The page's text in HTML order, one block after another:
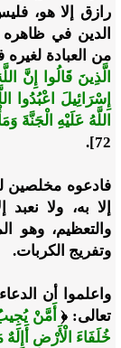
رازق إلا هو،
الدين في
من العبادة
الَّذِينَ قَالُوا إِنَّ
إِسْرَائِيلَ اعْبُدُوا
اللَّهُ عَلَيْهِ الْجَنَّةَ
72].
فادعوه مخلصين
إلا به، ولا نعبد
والتعظيم، وهو
وتفريج الكربات.
واعلموا أن
تعالى: ﴿ أَمَّنْ
خُلَفَاءَ الْأَرْضِ أَإِلَهٌ